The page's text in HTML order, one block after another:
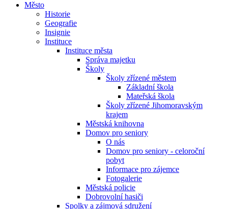
Město
Historie
Geografie
Insignie
Instituce
Instituce města
Správa majetku
Školy
Školy zřízené městem
Základní škola
Mateřská škola
Školy zřízené Jihomoravským
krajem
Městská knihovna
Domov pro seniory
O nás
Domov pro seniory - celoroční
pobyt
Informace pro zájemce
Fotogalerie
Městská policie
Dobrovolní hasiči
Spolky a zájmová sdružení